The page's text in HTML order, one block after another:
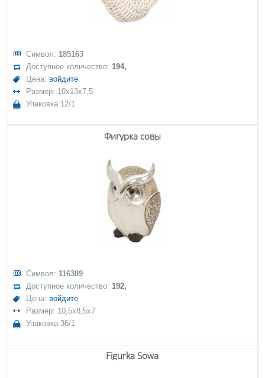
Символ: 185163
Доступное количество:194,
Цена: войдите
Размер: 10x13x7,5
Упаковка 12/1
Фигурка совы
Символ: 116389
Доступное количество:192,
Цена: войдите
Размер: 10,5x8,5x7
Упаковка 36/1
Figurka Sowa